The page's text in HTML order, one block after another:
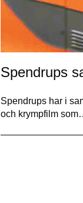
Spendrups
Spendrups har i
och krympfilm